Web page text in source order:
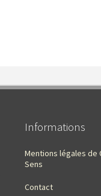
Informations
Mentions légales de
Sens
Contact